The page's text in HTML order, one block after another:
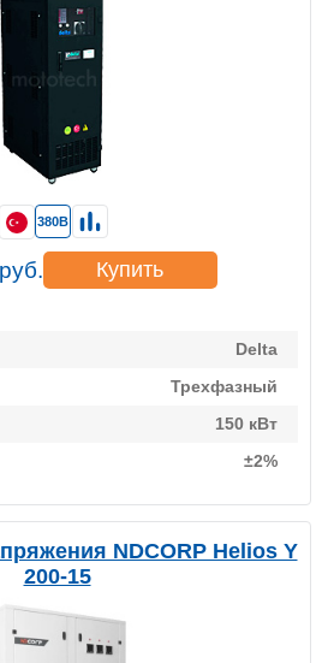
Delta
Трехфазный
150 кВт
±2%
380В
руб. Купить
NDCORP Helios Y
200-15